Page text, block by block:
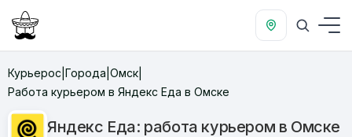
Курьерос Города Омск
Работа курьером в Яндекс Еда в Омске
Яндекс Еда: работа курьером в Омске